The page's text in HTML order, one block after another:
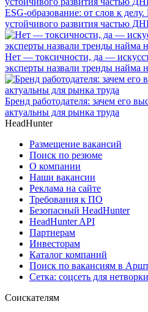
ESG-образование: от слов к
устойчивого развития частью
Нет — токсичности, да —
эксперты назвали тренды найма
Бренд работодателя: зачем его
актуальны для рынка труда
HeadHunter
Размещение вакансий
Поиск по резюме
О компании
Наши вакансии
Реклама на сайте
Требования к ПО
Безопасный HeadHunter
HeadHunter API
Партнерам
Инвесторам
Каталог компаний
Поиск по вакансиям в
Сетка: соцсеть для
Соискателям